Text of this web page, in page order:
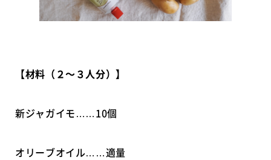
【材料（２〜３人分）】
新ジャガイモ……10個
オリーブオイル……適量